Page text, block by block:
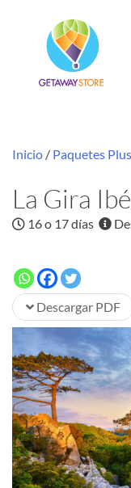
Inicio / Paquetes Plus
La Gira
16 o 17 días
Descargar PDF